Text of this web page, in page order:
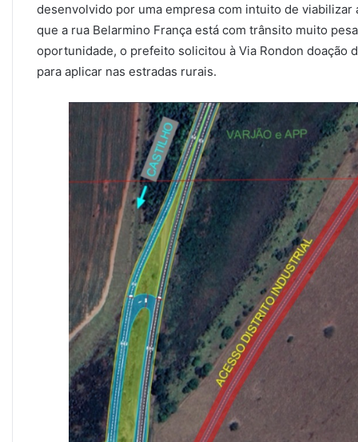
desenvolvido por uma empresa com intuito de viabilizar
que a rua Belarmino França está com trânsito muito
oportunidade, o prefeito solicitou à Via Rondon doação
para aplicar nas estradas rurais.